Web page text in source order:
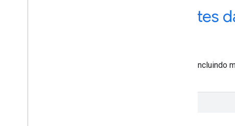
Atualizações mais recentes
Veja o que atualizamos na nossa documentação, incluindo